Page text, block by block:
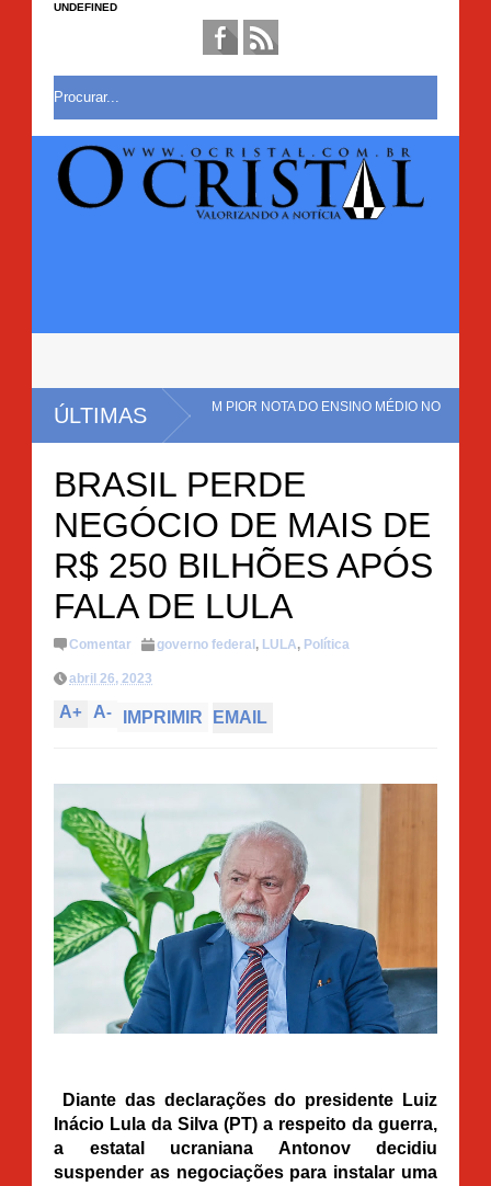
UNDEFINED
ÚLTIMAS
BRASIL E TEM PIOR NOTA DO ENSINO MÉDIO NO
BRASIL PERDE
NEGÓCIO DE MAIS DE
R$ 250 BILHÕES APÓS
FALA DE LULA
Comentar governo federal, LULA, Política
abril 26, 2023
A+ A- IMPRIMIR EMAIL
Diante das declarações do presidente Luiz
Inácio Lula da Silva (PT) a respeito da guerra,
a estatal ucraniana Antonov decidiu
suspender as negociações para instalar uma